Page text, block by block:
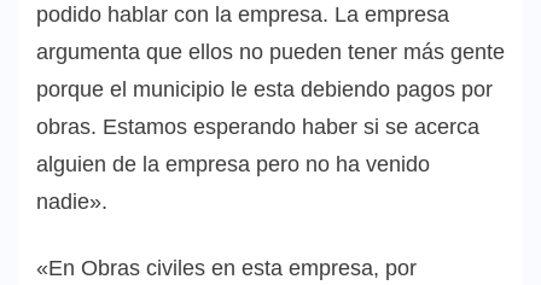
podido hablar con la empresa. La empresa
argumenta que ellos no pueden tener más gente
porque el municipio le esta debiendo pagos por
obras. Estamos esperando haber si se acerca
alguien de la empresa pero no ha venido
nadie».
«En Obras civiles en esta empresa, por